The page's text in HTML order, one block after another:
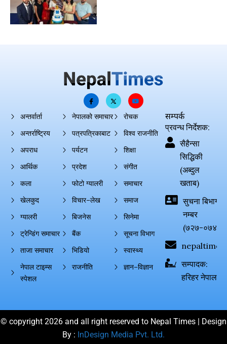
अन्तर्वार्ता
अन्तर्राष्ट्रिय
अपराध
आर्थिक
कला
खेलकुद
ग्यालरी
ट्रेन्डिंग समाचार
ताजा समाचार
नेपाल टाइम्स
स्पेशल
नेपालको समाचार
पत्रपत्रिकाबाट
पर्यटन
प्रदेश
फोटो ग्यालरी
विचार–लेख
बिजनेस
बैंक
भिडियो
राजनीति
रोचक
विश्व राजनीति
शिक्षा
संगीत
समाचार
समाज
सिनेमा
सूचना विभाग
स्वास्थ्य
ज्ञान–विज्ञान
सम्पर्क
प्रवन्ध निर्देशक:
सैहैन्सा
सिद्धिकी
(अब्दुल
खताब)
सुचना बिभाग
नम्बर
(७२७-०७४-
सम्पादक:
हरिहर नेपाल
© copyright 2026 and all right reserved to Nepal Times | Design
By : InDesign Media Pvt. Ltd.